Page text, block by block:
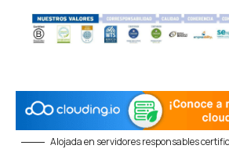
Alojada en servidores responsables